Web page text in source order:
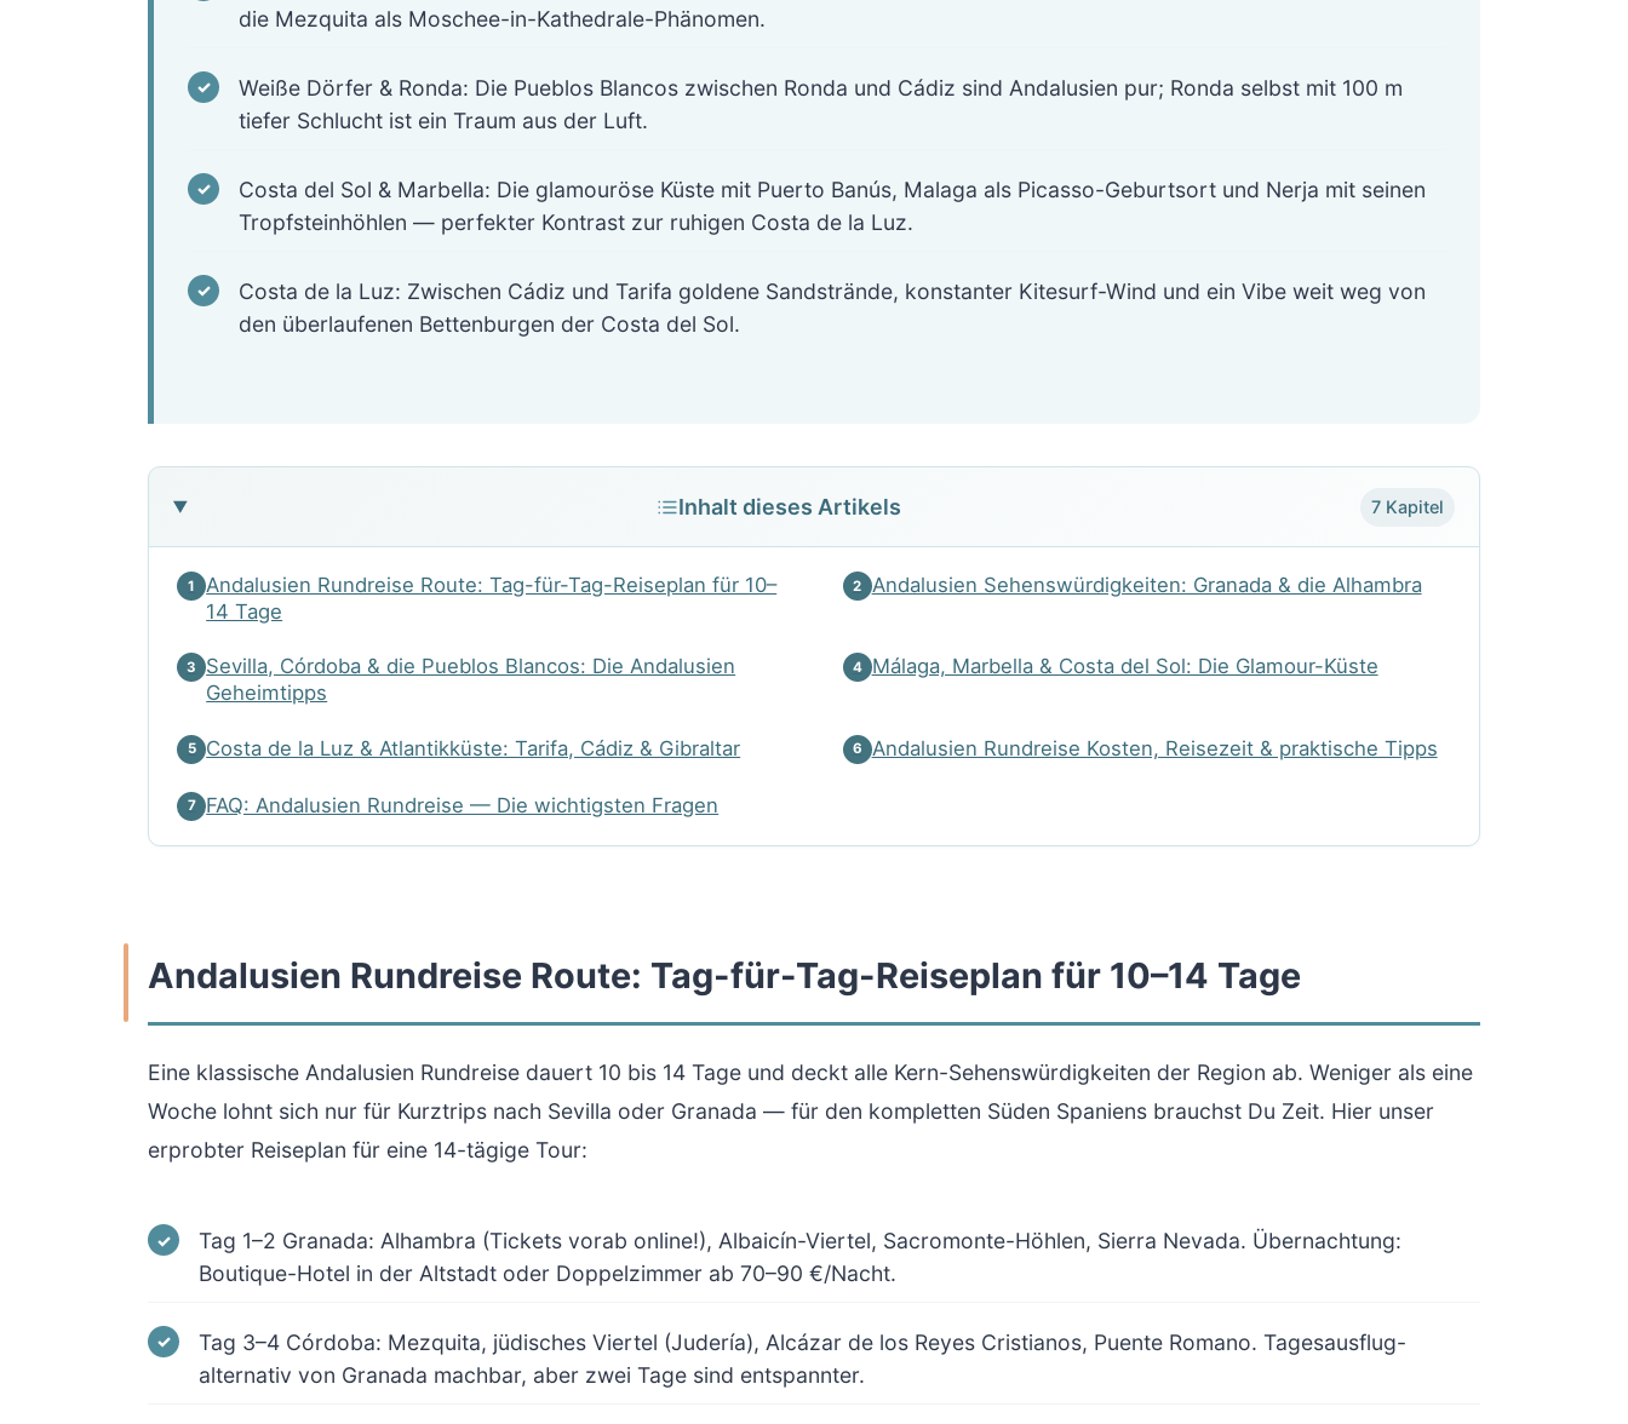
die Mezquita als Moschee-in-Kathedrale-Phänomen.
Weiße Dörfer & Ronda: Die Pueblos Blancos zwischen Ronda und Cádiz sind Andalusien pur; Ronda selbst mit 100 m
tiefer Schlucht ist ein Traum aus der Luft.
Costa del Sol & Marbella: Die glamouröse Küste mit Puerto Banús, Malaga als Picasso-Geburtsort und Nerja mit seinen
Tropfsteinhöhlen — perfekter Kontrast zur ruhigen Costa de la Luz.
Costa de la Luz: Zwischen Cádiz und Tarifa goldene Sandstrände, konstanter Kitesurf-Wind und ein Vibe weit weg von
den überlaufenen Bettenburgen der Costa del Sol.
Inhalt dieses Artikels 7 Kapitel
1
Andalusien Rundreise Route: Tag-für-Tag-Reiseplan für 10–
14 Tage
2 Andalusien Sehenswürdigkeiten: Granada & die Alhambra
3
Sevilla, Córdoba & die Pueblos Blancos: Die Andalusien
Geheimtipps
4 Málaga, Marbella & Costa del Sol: Die Glamour-Küste
5 Costa de la Luz & Atlantikküste: Tarifa, Cádiz & Gibraltar 6 Andalusien Rundreise Kosten, Reisezeit & praktische Tipps
7 FAQ: Andalusien Rundreise — Die wichtigsten Fragen
Andalusien Rundreise Route: Tag-für-Tag-Reiseplan für 10–14 Tage
Eine klassische Andalusien Rundreise dauert 10 bis 14 Tage und deckt alle Kern-Sehenswürdigkeiten der Region ab. Weniger als eine
Woche lohnt sich nur für Kurztrips nach Sevilla oder Granada — für den kompletten Süden Spaniens brauchst Du Zeit. Hier unser
erprobter Reiseplan für eine 14-tägige Tour:
Tag 1–2 Granada: Alhambra (Tickets vorab online!), Albaicín-Viertel, Sacromonte-Höhlen, Sierra Nevada. Übernachtung:
Boutique-Hotel in der Altstadt oder Doppelzimmer ab 70–90 €/Nacht.
Tag 3–4 Córdoba: Mezquita, jüdisches Viertel (Judería), Alcázar de los Reyes Cristianos, Puente Romano. Tagesausflug-
alternativ von Granada machbar, aber zwei Tage sind entspannter.